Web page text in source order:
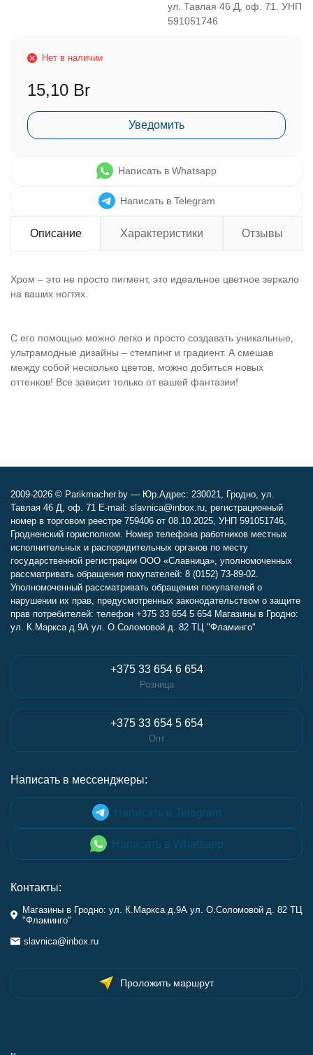
ул. Тавлая 46 Д, оф. 71. УНП
591051746
Нет в наличии
15,10 Br
Уведомить
Написать в Whatsapp
Написать в Telegram
Описание Характеристики Отзывы
Хром – это не просто пигмент, это идеальное цветное зеркало
на ваших ногтях.
С его помощью можно легко и просто создавать уникальные,
ультрамодные дизайны – стемпинг и градиент. А смешав
между собой несколько цветов, можно добиться новых
оттенков! Все зависит только от вашей фантазии!
2009-2026 © Parikmacher.by — Юр.Адрес: 230021, Гродно, ул.
Тавлая 46 Д, оф. 71 E-mail: slavnica@inbox.ru, регистрационный
номер в торговом реестре 759406 от 08.10.2025, УНП 591051746,
Гродненский горисполком. Номер телефона работников местных
исполнительных и распорядительных органов по месту
государственной регистрации ООО «Славница», уполномоченных
рассматривать обращения покупателей: 8 (0152) 73-89-02.
Уполномоченный рассматривать обращения покупателей о
нарушении их прав, предусмотренных законодательством о защите
прав потребителей: телефон +375 33 654 5 654 Магазины в Гродно:
ул. К.Маркса д.9А ул. О.Соломовой д. 82 ТЦ "Фламинго"
+375 33 654 6 654
Розница
+375 33 654 5 654
Опт
Написать в мессенджеры:
Написать в Telegram
Написать в Whatsapp
Контакты:
Магазины в Гродно: ул. К.Маркса д.9А ул. О.Соломовой д. 82 ТЦ
"Фламинго"
slavnica@inbox.ru
Проложить маршрут